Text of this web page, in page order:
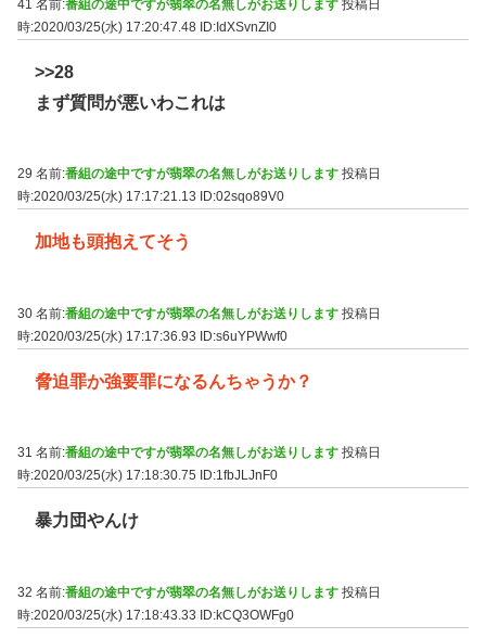
41 名前:番組の途中ですが翡翠の名無しがお送りします 投稿日
時:2020/03/25(水) 17:20:47.48 ID:IdXSvnZI0
>>28
まず質問が悪いわこれは
29 名前:番組の途中ですが翡翠の名無しがお送りします 投稿日
時:2020/03/25(水) 17:17:21.13
ID:02sqo89V0
加地も頭抱えてそう
30 名前:番組の途中ですが翡翠の名無しがお送りします 投稿日
時:2020/03/25(水) 17:17:36.93 ID:s6uYPWwf0
脅迫罪か強要罪になるんちゃうか？
31 名前:番組の途中ですが翡翠の名無しがお送りします 投稿日
時:2020/03/25(水) 17:18:30.75
ID:1fbJLJnF0
暴力団やんけ
32 名前:番組の途中ですが翡翠の名無しがお送りします 投稿日
時:2020/03/25(水) 17:18:43.33
ID:kCQ3OWFg0